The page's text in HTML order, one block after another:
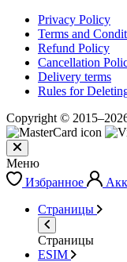
Privacy Policy
Terms and
Refund Policy
Cancellation
Delivery terms
Rules for
Copyright ©
Меню
Избранное
Страницы
Страницы
ESIM